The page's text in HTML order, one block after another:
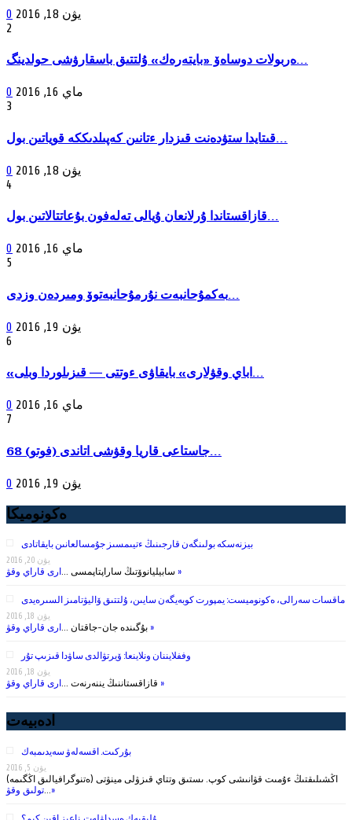
يۋن 18, 2016
0
2
ەربولات دوساەۆ «بايتەرەك» ۇلتتىق باسقارۋشى حولدينگ...
ماي 16, 2016
0
3
قىتايدا ستۋدەنت قىزدار ءتانىن كەپىلدىككە قوياتىن بول...
يۋن 18, 2016
0
4
قازاقستاندا ۇرلانعان ۇيالى تەلەفون بۇعاتتالاتىن بول...
ماي 16, 2016
0
5
بەكمۇحانبەت نۇرمۇحانبەتوۆ ومىردەن وزدى...
يۋن 19, 2016
0
6
«اباي وقۋلارى» بايقاۋى ءوتتى — قىزىلوردا وبلى...
ماي 16, 2016
0
7
68 جاستاعى قاريا وقۋشى اتاندى (فوتو)...
يۋن 19, 2016 0
ەكونوميكا
بيزنەسكە بولىنگەن قارجىنىڭ ءتيىمسىز جۇمسالعانىن بايقاتادى
يۋن 20, 2016
سابيليانوۆتىڭ ساراپتاپمسى … ارى قاراي وقۋ »
ماقسات سەرالى، ەكونوميست: يمپورت كوبەيگەن سايىن، ۇلتتىق ۆاليۋتامىز السىرەيدى
يۋن 18, 2016
بۇگىندە جان-جاقتان … ارى قاراي وقۋ »
وففلايننان ونلاينعا: ۆيرتۋالدى ساۋدا قىزىپ تۇر
يۋن 18, 2016
قازاقستاننىڭ يننەرنەت … ارى قاراي وقۋ »
ادەبيەت
بۇركىت. اقسەلەۋ سەيدىمبەك
يۋن 5, 2016
(ەتنوگرافيالىق اڭگىمە) اڭشىلىقتىڭ ءۇمىت قۋانىشى كوپ. ىستىق وتتاي قىزۋلى مينۋتى
تولىق وقۋ»